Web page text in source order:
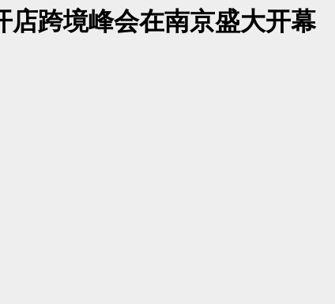
店跨境峰会在南京盛大开幕